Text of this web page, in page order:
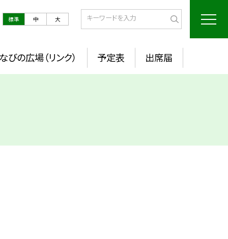
標準 中 大
びの広場（リンク） 予定表 出席届